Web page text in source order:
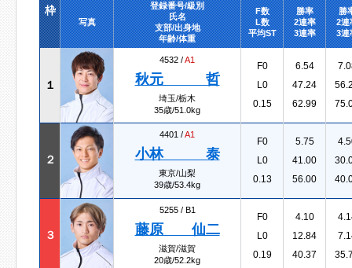
枠
写真
登録番号/級別
氏名
支部/出身地
年齢/体重
F数
L数
平均ST
勝率
2連率
3連率
勝
2連
3連
１
4532 /A1
秋元 哲
埼玉/栃木
35歳/51.0kg
F0
L0
0.15
6.54
47.24
62.99
２
4401 /A1
小林 泰
東京/山梨
39歳/53.4kg
F0
L0
0.13
5.75
41.00
56.00
３
5255 / B1
藤原 仙二
滋賀/滋賀
20歳/52.2kg
F0
L0
0.19
4.10
12.84
40.37